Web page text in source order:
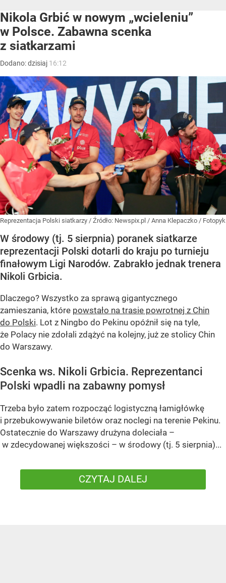
Nikola Grbić w nowym „wcieleniu”
w Polsce. Zabawna scenka
z siatkarzami
Dodano:dzisiaj 16:12
Reprezentacja Polski siatkarzy / Źródło: Newspix.pl / Anna Klepaczko / Fotopyk
W środowy (tj. 5 sierpnia) poranek siatkarze
reprezentacji Polski dotarli do kraju po turnieju
finałowym Ligi Narodów. Zabrakło jednak trenera
Nikoli Grbicia.
Dlaczego? Wszystko za sprawą gigantycznego
zamieszania, które powstało na trasie powrotnej z Chin
do Polski. Lot z Ningbo do Pekinu opóźnił się na tyle,
że Polacy nie zdołali zdążyć na kolejny, już ze stolicy Chin
do Warszawy.
Scenka ws. Nikoli Grbicia. Reprezentanci
Polski wpadli na zabawny pomysł
Trzeba było zatem rozpocząć logistyczną łamigłówkę
i przebukowywanie biletów oraz noclegi na terenie Pekinu.
Ostatecznie do Warszawy drużyna doleciała –
w zdecydowanej większości – w środowy (tj. 5 sierpnia)...
CZYTAJ DALEJ